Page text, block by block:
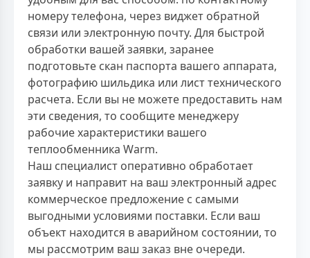
номеру телефона, через виджет обратной
связи или электронную почту. Для быстрой
обработки вашей заявки, заранее
подготовьте скан паспорта вашего аппарата,
фотографию шильдика или лист технического
расчета. Если вы не можете предоставить нам
эти сведения, то сообщите менеджеру
рабочие характеристики вашего
теплообменника Warm.
Наш специалист оперативно обработает
заявку и направит на ваш электронный адрес
коммерческое предложение с самыми
выгодными условиями поставки. Если ваш
объект находится в аварийном состоянии, то
мы рассмотрим ваш заказ вне очереди.